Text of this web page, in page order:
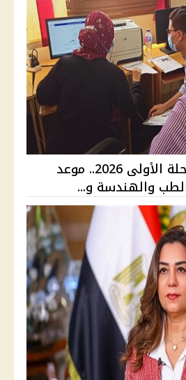
نتيجة تنسيق المرحلة الأولى 2026.. موعد
والهندسة و...